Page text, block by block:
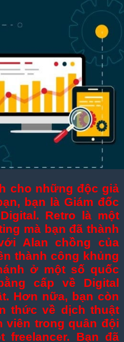
cho những độc giả
bạn là Giám đốc
Retro là một
mà bạn đã thành
Alan chồng của
thành công khủng
ở một số quốc
cấp về Digital
Hơn nữa, bạn còn
thức về dịch thuật
viên trong quân đội
Bạn đã